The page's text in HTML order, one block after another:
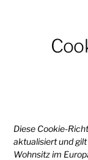
Diese Cookie-
aktualisiert und
Wohnsitz im